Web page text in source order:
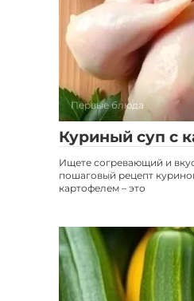
Первые блюда
Куриный суп с
Ищете согревающий и
пошаговый рецепт
картофелем – это